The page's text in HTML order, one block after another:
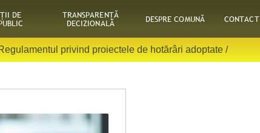
DE TRANSPARENȚĂ
DECIZIONALĂ DESPRE COMUNĂ CONTACT
privind proiectele de hotărâri adoptate /